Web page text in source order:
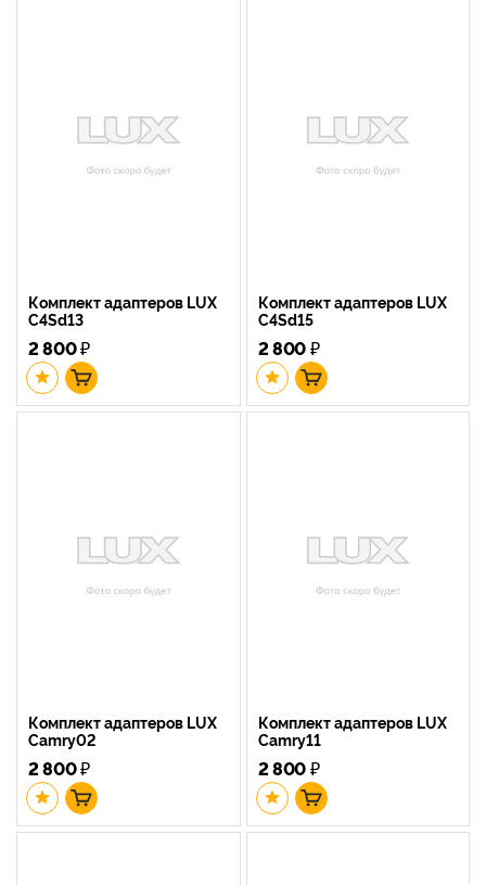
Комплект адаптеров LUX
C4Sd13
2 800₽
Комплект адаптеров LUX
C4Sd15
2 800₽
Комплект адаптеров LUX
Camry02
2 800₽
Комплект адаптеров LUX
Camry11
2 800₽